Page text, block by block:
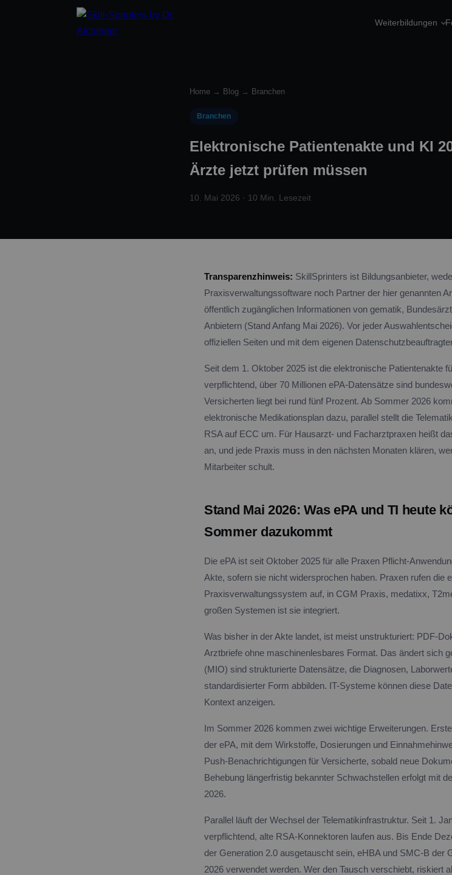
Weiterbildungen
Home → Blog → Branchen
Branchen
Elektronische Patientenakte und KI
Ärzte jetzt prüfen müssen
10. Mai 2026 · 10 Min. Lesezeit
Transparenzhinweis: SkillSprinters ist Bildungsanbieter,
Praxisverwaltungssoftware noch Partner der hier genannten
öffentlich zugänglichen Informationen von gematik,
Anbietern (Stand Anfang Mai 2026). Vor jeder
offiziellen Seiten und mit dem eigenen
Seit dem 1. Oktober 2025 ist die elektronische Patientenakte
verpflichtend, über 70 Millionen ePA-Datensätze sind
Versicherten liegt bei rund fünf Prozent. Ab Sommer 2026
elektronische Medikationsplan dazu, parallel stellt die
RSA auf ECC um. Für Hausarzt- und Facharztpraxen heißt
an, und jede Praxis muss in den nächsten Monaten klären,
Mitarbeiter schult.
Stand Mai 2026: Was ePA und TI heute
Sommer dazukommt
Die ePA ist seit Oktober 2025 für alle Praxen Pflicht-
Akte, sofern sie nicht widersprochen haben. Praxen rufen die
Praxisverwaltungssystem auf, in CGM Praxis, medatixx,
großen Systemen ist sie integriert.
Was bisher in der Akte landet, ist meist unstrukturiert: PDF-
Arztbriefe ohne maschinenlesbares Format. Das ändert sich
(MIO) sind strukturierte Datensätze, die Diagnosen,
standardisierter Form abbilden. IT-Systeme können diese
Kontext anzeigen.
Im Sommer 2026 kommen zwei wichtige Erweiterungen.
der ePA, mit dem Wirkstoffe, Dosierungen und
Push-Benachrichtigungen für Versicherte, sobald neue
Behebung längerfristig bekannter Schwachstellen erfolgt mit
2026.
Parallel läuft der Wechsel der Telematikinfrastruktur. Seit 1.
verpflichtend, alte RSA-Konnektoren laufen aus. Bis Ende
der Generation 2.0 ausgetauscht sein, eHBA und SMC-B der
2026 verwendet werden. Wer den Tausch verschiebt, riskiert